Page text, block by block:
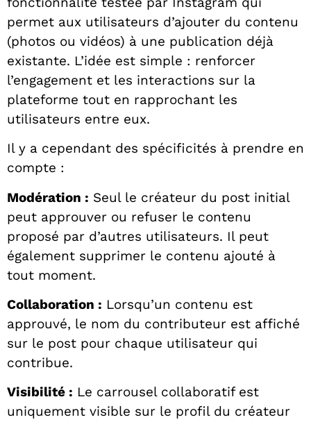
permet aux utilisateurs d’ajouter du contenu
(photos ou vidéos) à une publication déjà
existante. L’idée est simple : renforcer
l’engagement et les interactions sur la
plateforme tout en rapprochant les
utilisateurs entre eux.
Il y a cependant des spécificités à prendre en
compte :
Modération : Seul le créateur du post initial
peut approuver ou refuser le contenu
proposé par d’autres utilisateurs. Il peut
également supprimer le contenu ajouté à
tout moment.
Collaboration : Lorsqu’un contenu est
approuvé, le nom du contributeur est affiché
sur le post pour chaque utilisateur qui
contribue.
Visibilité : Le carrousel collaboratif est
uniquement visible sur le profil du créateur